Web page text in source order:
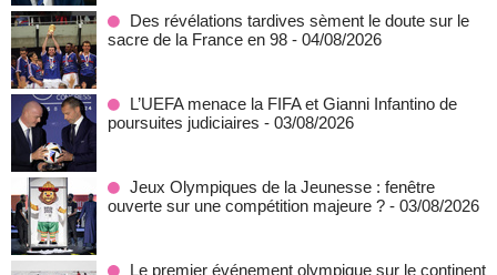
Des révélations tardives sèment le doute sur le
sacre de la France en 98 - 04/08/2026
L’UEFA menace la FIFA et Gianni Infantino de
poursuites judiciaires - 03/08/2026
Jeux Olympiques de la Jeunesse : fenêtre
ouverte sur une compétition majeure ? - 03/08/2026
Le premier événement olympique sur le continent